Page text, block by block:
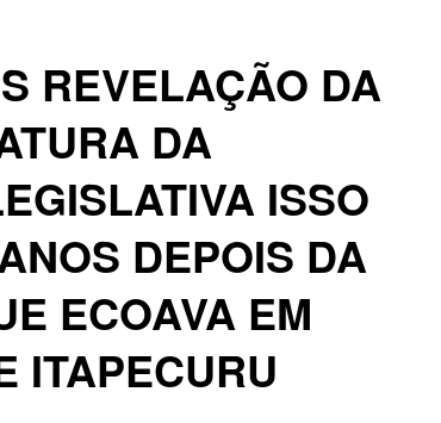
REVELAÇÃO DA
DA
ISSO
DEPOIS DA
ECOAVA EM
ITAPECURU